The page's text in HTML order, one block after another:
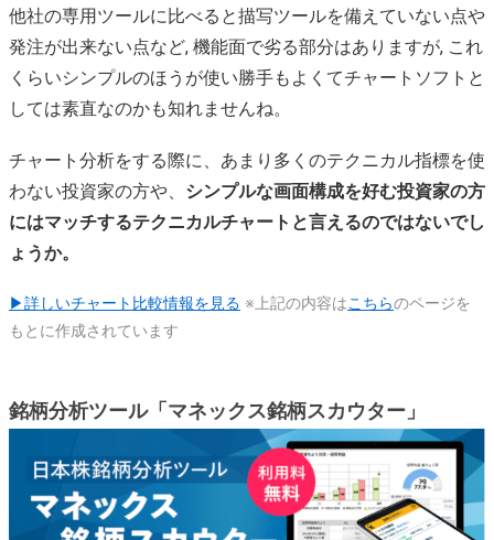
他社の専用ツールに比べると描写ツールを備えていない点や
発注が出来ない点など, 機能面で劣る部分はありますが, これ
くらいシンプルのほうが使い勝手もよくてチャートソフトと
しては素直なのかも知れませんね。
チャート分析をする際に、あまり多くのテクニカル指標を使
わない投資家の方や、 シンプルな画面構成を好む投資家の方
にはマッチするテクニカルチャートと言えるのではないでし
ょうか。
▶詳しいチャート比較情報を見る ※上記の内容はこちらのページを
もとに作成されています
銘柄分析ツール「マネックス銘柄スカウター」